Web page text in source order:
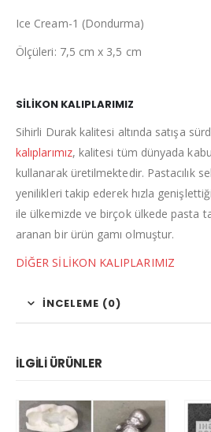
Ice Cream-1 (Dondurma)
Ölçüleri: 7,5 cm x 3,5 cm
SİLİKON KALIPLARIMIZ
Sihirli Durak kalitesi altında satışa
kalıplarımız, kalitesi tüm dünyada
kullanarak üretilmektedir. Pastacılık
yenilikleri takip ederek hızla
ile ülkemizde ve birçok ülkede pasta
aranan bir ürün gamı olmuştur.
DİĞER SİLİKON KALIPLARIMIZ
İNCELEME (0)
İLGILI ÜRÜNLER